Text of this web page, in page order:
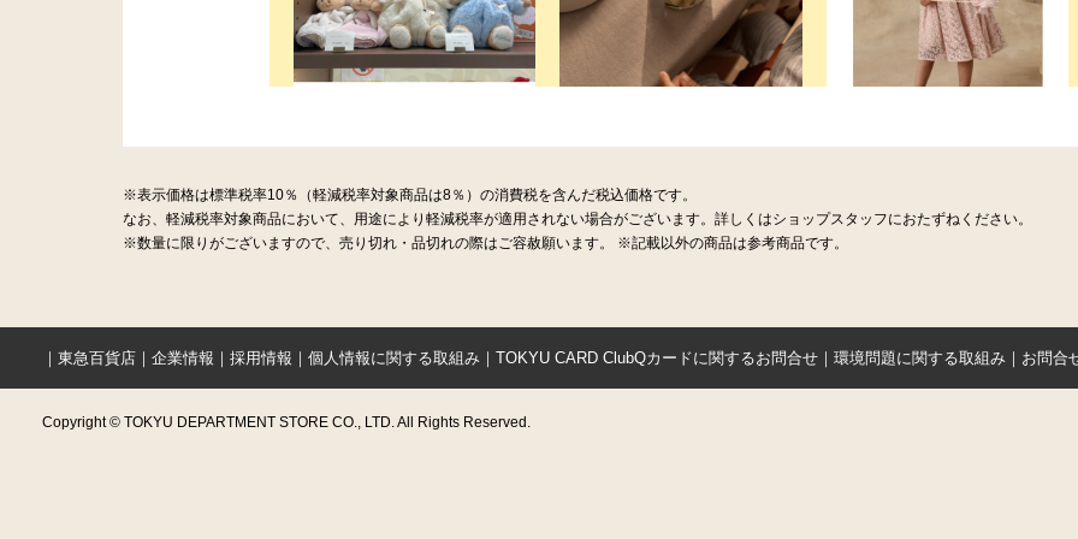
※表示価格は標準税率10％（軽減税率対象商品は8％）の消費税を含んだ税込価格です。
なお、軽減税率対象商品において、用途により軽減税率が適用されない場合がございます。詳しくはショップスタッフにおたずねください。
※数量に限りがございますので、売り切れ・品切れの際はご容赦願います。 ※記載以外の商品は参考商品です。
｜ 東急百貨店 ｜ 企業情報 ｜ 採用情報 ｜ 個人情報に関する取組み ｜ TOKYU CARD ClubQカードに関するお問合せ ｜ 環境問題に関する取組み ｜ お問合
Copyright © TOKYU DEPARTMENT STORE CO., LTD. All Rights Reserved.